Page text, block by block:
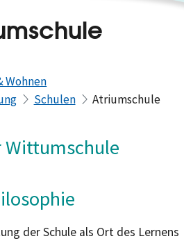
Wohnen
Schulen Atriumschule
Wittumschule
der Schule als Ort des Lernens